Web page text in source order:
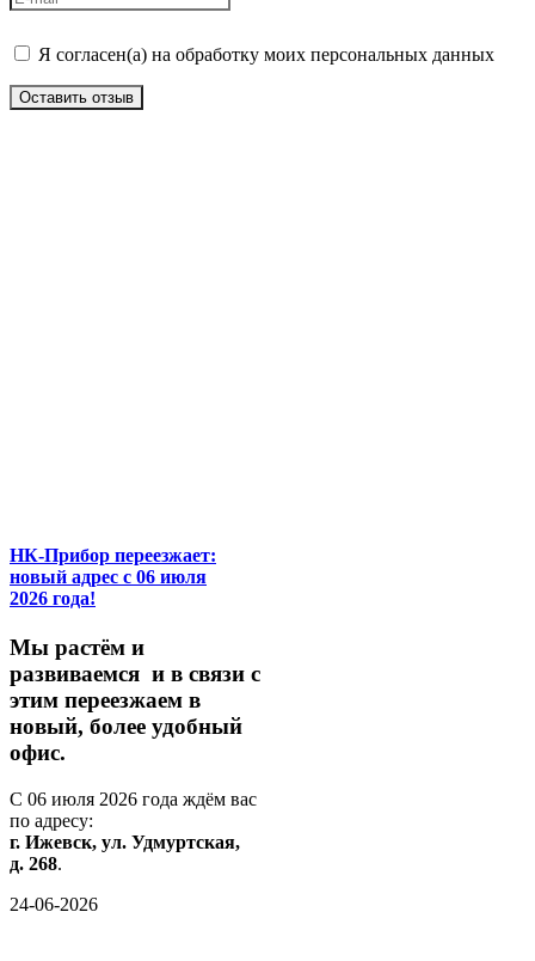
Я согласен(а) на обработку моих персональных данных
Оставить отзыв
НК-Прибор переезжает:
новый адрес с 06 июля
2026 года!
Мы растём и
развиваемся и в связи с
этим переезжаем в
новый, более удобный
офис.
С 06 июля 2026 года ждём вас
по адресу:
г. Ижевск, ул. Удмуртская,
д. 268.
24-06-2026